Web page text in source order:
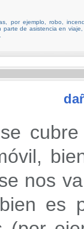
por ejemplo, robo,
de asistencia en viaje,
nos
es